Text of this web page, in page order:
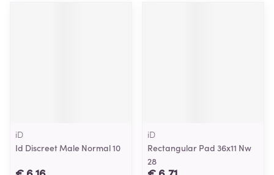
iD
Id Discreet Male Normal 10
iD
Rectangular Pad 36x11 Nw
28